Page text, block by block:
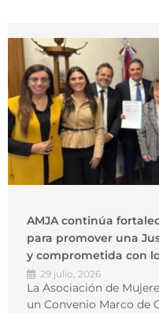
AMJA continúa
para promover una
y comprometida con
29 julio, 2026
La Asociación de
un Convenio Marco de